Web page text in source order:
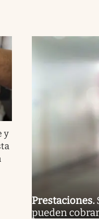
y
Prestaciones.
pueden